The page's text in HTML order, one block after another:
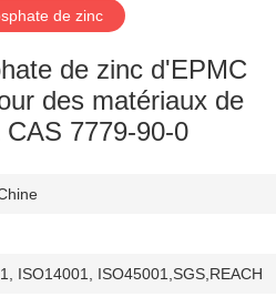
de zinc
de zinc d'EPMC
des matériaux de
7779-90-0
ISO14001, ISO45001,SGS,REACH